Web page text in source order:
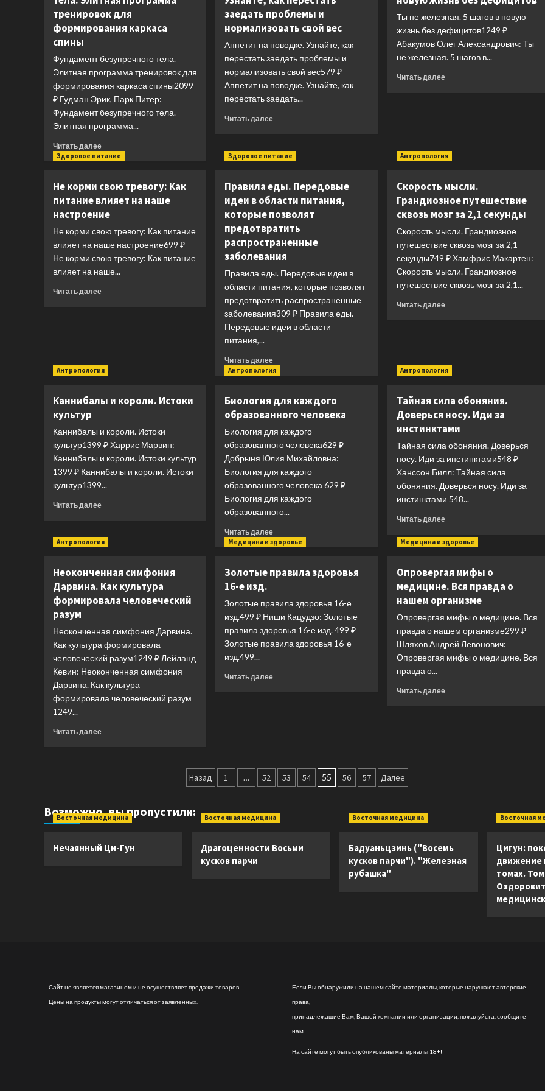
тренировок для
формирования каркаса
спины
Фундамент безупречного тела.
Элитная программа тренировок для
формирования каркаса спины2099
₽ Гудман Эрик, Парк Питер:
Фундамент безупречного тела.
Элитная программа...
Читать далееПрочитать
больше
безупречного
тела.
Элитная
тренировок
для
формирования
каркаса
заедать проблемы и
нормализовать свой вес
Аппетит на поводке. Узнайте, как
перестать заедать проблемы и
нормализовать свой вес579 ₽
Аппетит на поводке. Узнайте, как
перестать заедать...
Читать далееПрочитать
Аппетит
на
Узнайте,
как
заедать
проблемы
и
нормализовать
вес
Ты не железная. 5 шагов в новую
жизнь без дефицитов1249 ₽
Абакумов Олег Александрович: Ты
не железная. 5 шагов в...
Читать далееПрочитать
шагов
жизнь
без
дефицитов
Здоровое питание
Не корми свою тревогу: Как
питание влияет на наше
настроение
Не корми свою тревогу: Как питание
влияет на наше настроение699 ₽
Не корми свою тревогу: Как питание
влияет на наше...
Читать далееПрочитать
Как
на
настроение
Здоровое питание
Правила еды. Передовые
идеи в области питания,
которые позволят
предотвратить
распространенные
заболевания
Правила еды. Передовые идеи в
области питания, которые позволят
предотвратить распространенные
заболевания309 ₽ Правила еды.
Передовые идеи в области
питания,...
Читать далееПрочитать
больше
еды.
Передовые
области
питания,
которые
позволят
предотвратить
распространенные
Антропология
Скорость мысли.
Грандиозное путешествие
сквозь мозг за 2,1 секунды
Скорость мысли. Грандиозное
путешествие сквозь мозг за 2,1
секунды749 ₽ Хамфрис Макартен:
Скорость мысли. Грандиозное
путешествие сквозь мозг за 2,1...
Читать далееПрочитать
путешествие
за
2,1
секунды
Антропология
Каннибалы и короли. Истоки
культур
Каннибалы и короли. Истоки
культур1399 ₽ Харрис Марвин:
Каннибалы и короли. Истоки культур
1399 ₽ Каннибалы и короли. Истоки
культур1399...
Читать далееПрочитать
Каннибалы
и
Истоки
культур
Антропология
Биология для каждого
образованного человека
Биология для каждого
образованного человека629 ₽
Добрыня Юлия Михайловна:
Биология для каждого
образованного человека 629 ₽
Биология для каждого
образованного...
Читать далееПрочитать
больше
для
человека
Антропология
Тайная сила обоняния.
Доверься носу. Иди за
инстинктами
Тайная сила обоняния. Доверься
носу. Иди за инстинктами548 ₽
Ханссон Билл: Тайная сила
обоняния. Доверься носу. Иди за
инстинктами 548...
Читать далееПрочитать
о
обоняния.
Доверься
носу.
за
инстинктами
Антропология
Неоконченная симфония
Дарвина. Как культура
формировала человеческий
разум
Неоконченная симфония Дарвина.
Как культура формировала
человеческий разум1249 ₽ Лейланд
Кевин: Неоконченная симфония
Дарвина. Как культура
формировала человеческий разум
1249...
Читать далееПрочитать
культура
формировала
разум
Медицина и здоровье
Золотые правила здоровья
16-е изд.
Золотые правила здоровья 16-е
изд.499 ₽ Ниши Кацудзо: Золотые
правила здоровья 16-е изд. 499 ₽
Золотые правила здоровья 16-е
изд.499...
Читать далееПрочитать
изд.
Медицина и здоровье
Опровергая мифы о
медицине. Вся правда о
нашем организме
Опровергая мифы о медицине. Вся
правда о нашем организме299 ₽
Шляхов Андрей Левонович:
Опровергая мифы о медицине. Вся
правда о...
Читать далееПрочитать
Пагинация
Назад 1 … 52 53 54 55 56 57 Далее
Возможно, вы пропустили:
Восточная медицина
Нечаянный Ци-Гун
Восточная медицина
Драгоценности Восьми
кусков парчи
Восточная медицина
Бадуаньцзинь ("Восемь
кусков парчи"). "Железная
рубашка"
Восточная
Цигун:
движение
томах.
Сайт не является магазином и не осуществляет продажи товаров.
Цены на продукты могут отличаться от заявленных.
Если Вы обнаружили на нашем сайте материалы, которые нарушают авторские
права,
принадлежащие Вам, Вашей компании или организации, пожалуйста, сообщите
нам.
На сайте могут быть опубликованы материалы 18+!